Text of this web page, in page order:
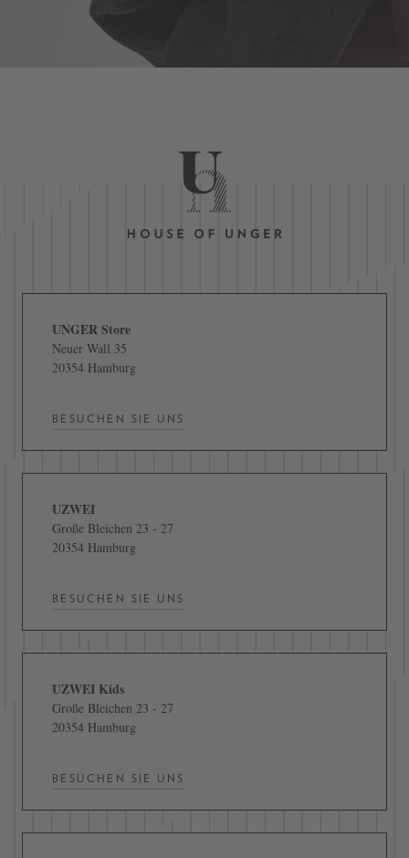
UNGER Store
Neuer Wall 35
20354 Hamburg
BESUCHEN SIE UNS
UZWEI
Große Bleichen 23 - 27
20354 Hamburg
BESUCHEN SIE UNS
UZWEI Kids
Große Bleichen 23 - 27
20354 Hamburg
BESUCHEN SIE UNS